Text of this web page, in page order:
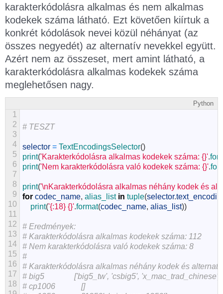
karakterkódolásra alkalmas és nem alkalmas
kodekek száma látható. Ezt követően kiírtuk a
konkrét kódolások nevei közül néhányat (az
összes negyedét) az alternatív nevekkel együtt.
Azért nem az összeset, mert amint látható, a
karakterkódolásra alkalmas kodekek száma
meglehetősen nagy.
Python
1
2
3
4
5
6
7
8
9
10
11
12
13
14
15
16
17
18
# TESZT
selector = TextEncodingsSelector()
print('Karakterkódolásra alkalmas kodekek száma: {}'.
print('Nem karakterkódolásra való kodekek száma: {}'.
print('\nKarakterkódolásra alkalmas néhány kodek és
for codec_name, alias_list in tuple(selector.
print('{:18} {}'.format(codec_name, alias_list))
# Eredmények:
# Karakterkódolásra alkalmas kodekek száma: 112
# Nem karakterkódolásra való kodekek száma: 8
#
# Karakterkódolásra alkalmas néhány kodek és
# big5               ['big5_tw', 'csbig5', 'x_mac_trad_chinese']
# cp1006             []